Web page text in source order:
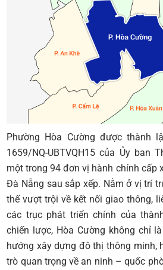
Phường Hòa Cường được thành
1659/NQ-UBTVQH15 của Ủy ban
một trong 94 đơn vị hành chính cấp
Đà Nẵng sau sắp xếp. Nằm ở vị trí
thế vượt trội về kết nối giao thông,
các trục phát triển chính của
chiến lược, Hòa Cường không chỉ
hướng xây dựng đô thị thông minh,
trò quan trọng về an ninh – quốc